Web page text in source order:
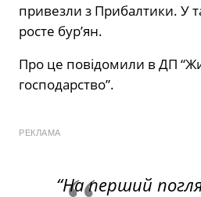
привезли з Прибалтики. У
росте бур’ян.
Про це повідомили в ДП
господарство”.
РЕКЛАМА
“На перший